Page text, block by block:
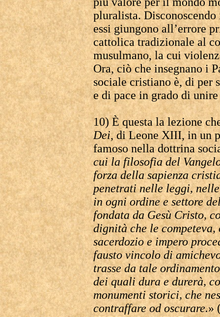
pluralista.
essi giungono all’errore
cattolica tradizionale al
musulmano, la cui
Ora, ciò che insegnano i
sociale cristiano è, di per
e di pace in grado di
10) È questa la lezione
Dei, di Leone XIII, in un
famoso nella dottrina
cui la filosofia del
forza della sapienza
penetrati nelle leggi,
in ogni ordine e settore
fondata da Gesù Cristo,
dignità che le competeva,
sacerdozio e impero
fausto vincolo di
trasse da tale
dei quali dura e durerà,
monumenti storici, che
contraffare od oscurare.»